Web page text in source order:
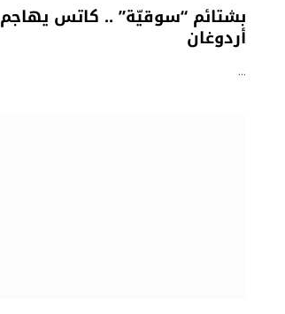
بشتائم “سوقيّة” .. كاتس يهاجم
أردوغان
…